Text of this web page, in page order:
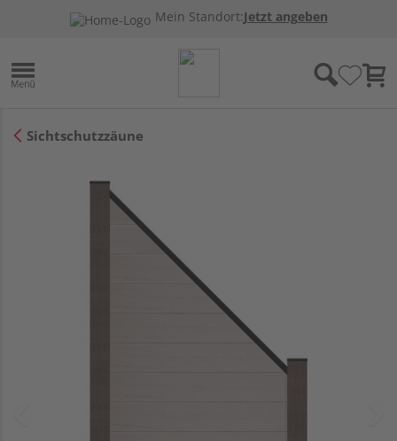
Mein Standort:Jetzt angeben
Sichtschutzzäune